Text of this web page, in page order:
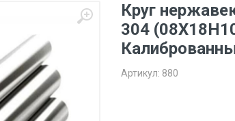
Круг
304
Артикул: 880